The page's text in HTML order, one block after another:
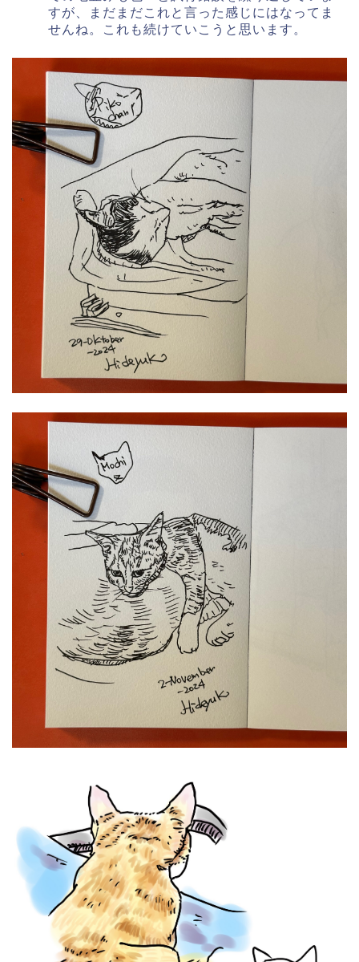
すが、まだまだこれと言った感じにはなってま
せんね。これも続けていこうと思います。